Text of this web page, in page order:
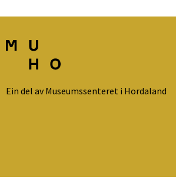
Ein del av Museumssenteret i Hordaland